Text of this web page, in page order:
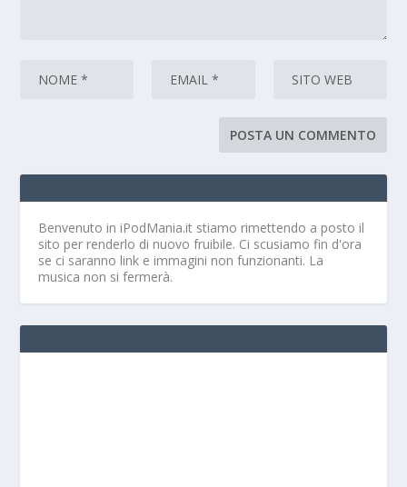
Benvenuto in iPodMania.it stiamo rimettendo a posto il
sito per renderlo di nuovo fruibile. Ci scusiamo fin d'ora
se ci saranno link e immagini non funzionanti. La
musica non si fermerà.